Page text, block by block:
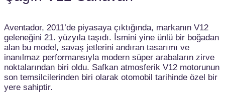
Aventador, 2011’de piyasaya çıktığında, markanın V12
geleneğini 21. yüzyıla taşıdı. İsmini yine ünlü bir boğadan
alan bu model, savaş jetlerini andıran tasarımı ve
inanılmaz performansıyla modern süper arabaların zirve
noktalarından biri oldu. Safkan atmosferik V12 motorunun
son temsilcilerinden biri olarak otomobil tarihinde özel bir
yere sahiptir.